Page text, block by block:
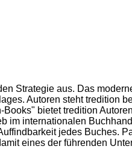
Strategie aus. Das
Autoren steht tredition
bietet tredition
im internationalen
jedes Buches.
eines der führenden